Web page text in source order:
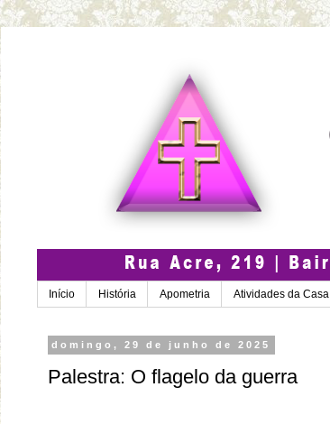
Início História Apometria Atividades da Casa
domingo, 29 de junho de 2025
Palestra: O flagelo da guerra